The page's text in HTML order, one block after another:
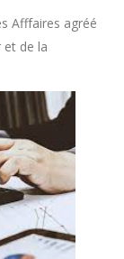
Afffaires agréé
et de la